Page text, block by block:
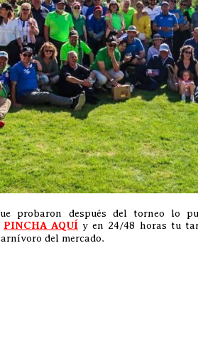
probaron después del torneo lo
PINCHA AQUÍ y en 24/48 horas tu
del mercado.